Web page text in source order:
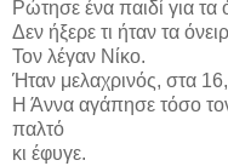
Ρώτησε ένα παιδί για τα
Δεν ήξερε τι ήταν τα
Τον λέγαν Νίκο.
Ήταν μελαχρινός, στα
Η Άννα αγάπησε τόσο
παλτό
κι έφυγε.